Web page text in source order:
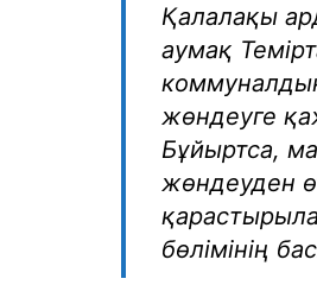
Қалалақы
аумақ
жөндеуге
Бұйыртса,
жөндеуден
бөлімінің